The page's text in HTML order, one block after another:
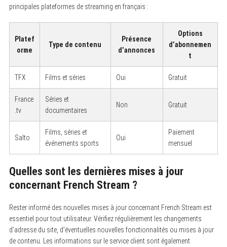
principales plateformes de streaming en français :
Platef
orme
Type de contenu
Présence
d’annonces
Options
d’abonnemen
t
TFX Films et séries Oui Gratuit
France
.tv
Séries et
documentaires
Non Gratuit
Salto
Films, séries et
événements sports
Oui
Paiement
mensuel
Quelles sont les dernières mises à jour
concernant French Stream ?
Rester informé des nouvelles mises à jour concernant French Stream est
essentiel pour tout utilisateur. Vérifiez régulièrement les changements
d’adresse du site, d’éventuelles nouvelles fonctionnalités ou mises à jour
de contenu. Les informations sur le service client sont également